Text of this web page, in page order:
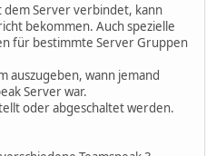
dem Server verbindet, kann
bekommen. Auch spezielle
für bestimmte Server Gruppen
auszugeben, wann jemand
Server war.
oder abgeschaltet werden.